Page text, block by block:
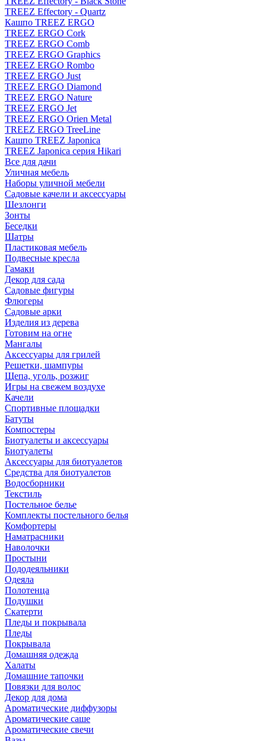
TREEZ Effectory - Quartz
Кашпо TREEZ ERGO
TREEZ ERGO Cork
TREEZ ERGO Comb
TREEZ ERGO Graphics
TREEZ ERGO Rombo
TREEZ ERGO Just
TREEZ ERGO Diamond
TREEZ ERGO Nature
TREEZ ERGO Jet
TREEZ ERGO Orien Metal
TREEZ ERGO TreeLine
Кашпо TREEZ Japonica
TREEZ Japonica серия Hikari
Все для дачи
Уличная мебель
Наборы уличной мебели
Садовые качели и аксессуары
Шезлонги
Зонты
Беседки
Шатры
Пластиковая мебель
Подвесные кресла
Гамаки
Декор для сада
Садовые фигуры
Флюгеры
Садовые арки
Изделия из дерева
Готовим на огне
Мангалы
Аксессуары для грилей
Решетки, шампуры
Щепа, уголь, розжиг
Игры на свежем воздухе
Качели
Спортивные площадки
Батуты
Компостеры
Биотуалеты и аксессуары
Биотуалеты
Аксессуары для биотуалетов
Средства для биотуалетов
Водосборники
Текстиль
Постельное белье
Комплекты постельного белья
Комфортеры
Наматрасники
Наволочки
Простыни
Пододеяльники
Одеяла
Полотенца
Подушки
Скатерти
Пледы и покрывала
Пледы
Покрывала
Домашняя одежда
Халаты
Домашние тапочки
Повязки для волос
Декор для дома
Ароматические диффузоры
Ароматические саше
Ароматические свечи